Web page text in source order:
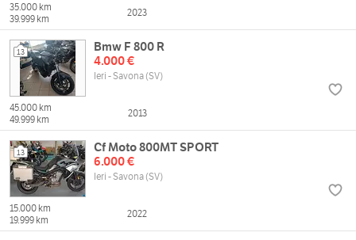
35.000 km
39.999 km
2023
13
Bmw F 800 R
4.000 €
Ieri - Savona (SV)
45.000 km
49.999 km
2013
13
Cf Moto 800MT SPORT
6.000 €
Ieri - Savona (SV)
15.000 km
19.999 km
2022